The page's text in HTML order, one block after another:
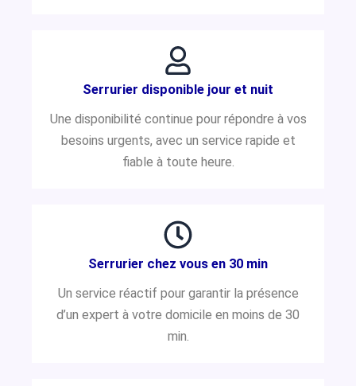
Serrurier disponible jour et nuit
Une disponibilité continue pour répondre à vos
besoins urgents, avec un service rapide et
fiable à toute heure.
Serrurier chez vous en 30 min
Un service réactif pour garantir la présence
d’un expert à votre domicile en moins de 30
min.